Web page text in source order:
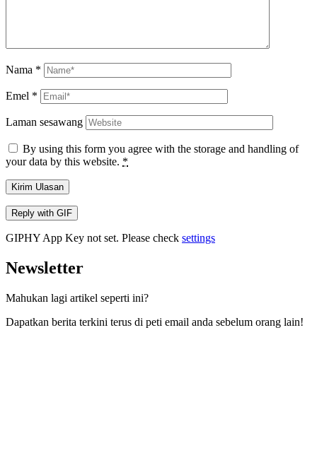
Nama *
Emel *
Laman sesawang
By using this form you agree with the storage and handling of
your data by this website. *
Kirim Ulasan
Reply with GIF
GIPHY App Key not set. Please check settings
Newsletter
Mahukan lagi artikel seperti ini?
Dapatkan berita terkini terus di peti email anda sebelum orang lain!